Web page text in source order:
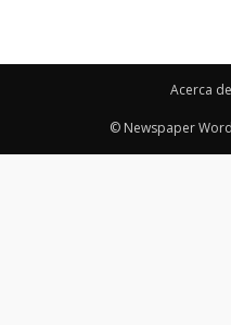
Acerca de
© Newspaper